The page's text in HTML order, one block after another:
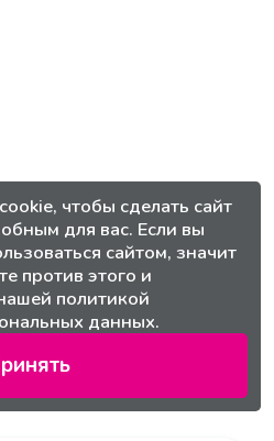
чтобы сделать сайт
для вас. Если вы
сайтом, значит
против этого и
политикой
данных.